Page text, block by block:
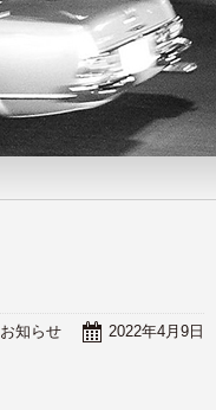
2022年4月9日
お知らせ